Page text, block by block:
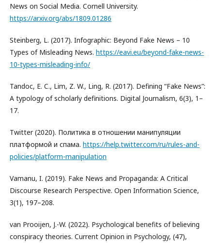
News on Social Media. Cornell University.
https://arxiv.org/abs/1809.01286
Steinberg, L. (2017). Infographic: Beyond Fake News – 10
Types of Misleading News. https://eavi.eu/beyond-fake-news-
10-types-misleading-info/
Tandoc, E. C., Lim, Z. W., Ling, R. (2017). Defining “Fake News”:
A typology of scholarly definitions. Digital Journalism, 6(3), 1–
17.
Twitter (2020). Политика в отношении манипуляции
платформой и спама. https://help.twitter.com/ru/rules-and-
policies/platform-manipulation
Vamanu, I. (2019). Fake News and Propaganda: A Critical
Discourse Research Perspective. Open Information Science,
3(1), 197–208.
van Prooijen, J.-W. (2022). Psychological benefits of believing
conspiracy theories. Current Opinion in Psychology, (47),